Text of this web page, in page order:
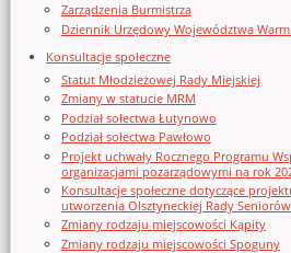
Zarządzenia Burmistrza
Dziennik Urzędowy Województwa
Konsultacje społeczne
Statut Młodzieżowej Rady Miejskiej
Zmiany w statucie MRM
Podział sołectwa Łutynowo
Podział sołectwa Pawłowo
Projekt uchwały Rocznego Programu
organizacjami pozarządowymi na rok
Konsultacje społeczne dotyczące
utworzenia Olsztyneckiej Rady
Zmiany rodzaju miejscowości Kąpity
Zmiany rodzaju miejscowości Spoguny